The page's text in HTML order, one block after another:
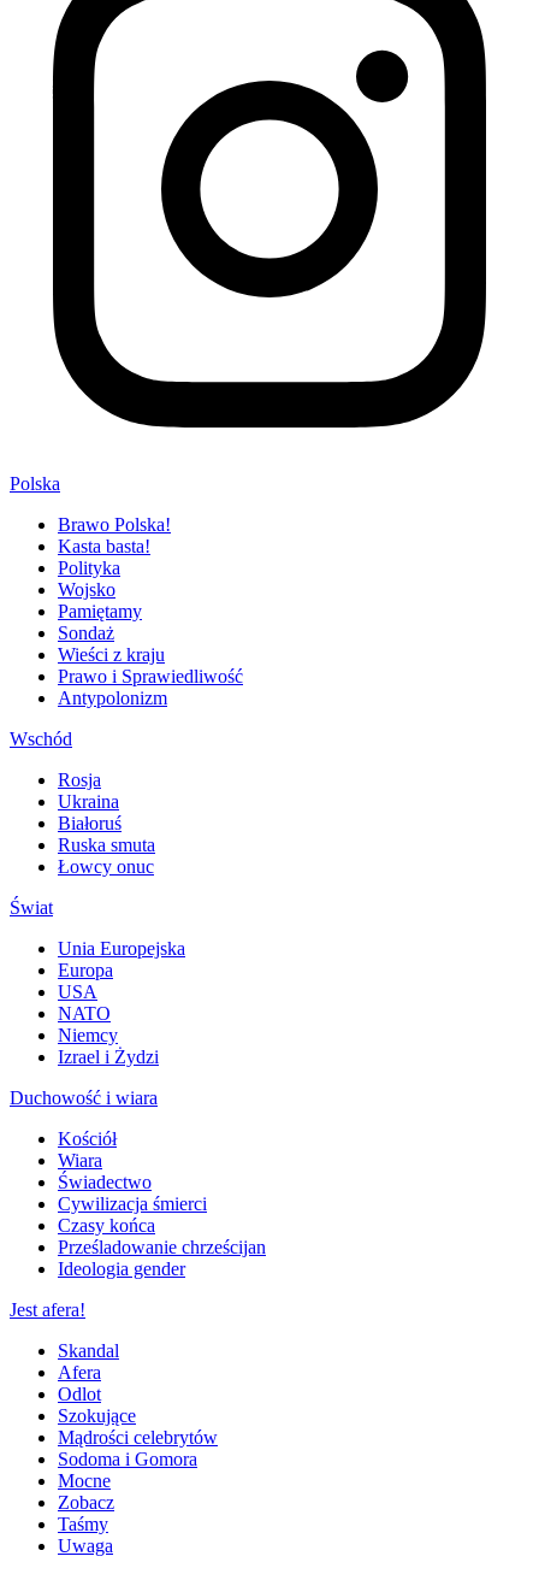
Polska
Brawo Polska!
Kasta basta!
Polityka
Wojsko
Pamiętamy
Sondaż
Wieści z kraju
Prawo i Sprawiedliwość
Antypolonizm
Wschód
Rosja
Ukraina
Białoruś
Ruska smuta
Łowcy onuc
Świat
Unia Europejska
Europa
USA
NATO
Niemcy
Izrael i Żydzi
Duchowość i wiara
Kościół
Wiara
Świadectwo
Cywilizacja śmierci
Czasy końca
Prześladowanie chrześcijan
Ideologia gender
Jest afera!
Skandal
Afera
Odlot
Szokujące
Mądrości celebrytów
Sodoma i Gomora
Mocne
Zobacz
Taśmy
Uwaga